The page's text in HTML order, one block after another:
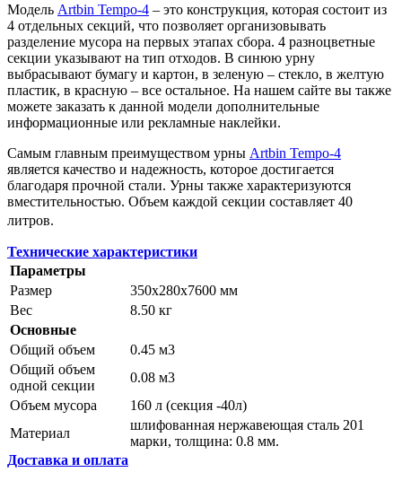
Модель Artbin Tempo-4 – это конструкция, которая состоит из
4 отдельных секций, что позволяет организовывать
разделение мусора на первых этапах сбора. 4 разноцветные
секции указывают на тип отходов. В синюю урну
выбрасывают бумагу и картон, в зеленую – стекло, в желтую
пластик, в красную – все остальное. На нашем сайте вы также
можете заказать к данной модели дополнительные
информационные или рекламные наклейки.
Самым главным преимуществом урны Artbin Tempo-4
является качество и надежность, которое достигается
благодаря прочной стали. Урны также характеризуются
вместительностью. Объем каждой секции составляет 40
литров.
Технические характеристики
Параметры
Размер
350x280x7600 мм
Вес
8.50 кг
Основные
Общий объем
0.45 м3
Общий объем
одной секции
0.08 м3
Объем мусора
160 л (секция -40л)
Материал
шлифованная нержавеющая сталь 201
марки, толщина: 0.8 мм.
Доставка и оплата